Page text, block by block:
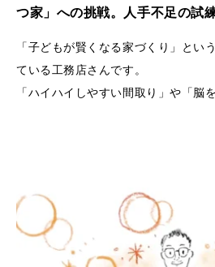
また、商品の魅力を一方的に伝える
納得しながら家づくりを進めていく
の信頼感も醸成できるよう設計してい
終盤では、実際のお客様の声や、会
「住むだけで家族が健やかに暮らせ
という価値を物語を通して伝え、共
つ家」への挑戦。人手不足の試
「子どもが賢くなる家づくり」とい
ている工務店さんです。
「ハイハイしやすい間取り」や「脳
世間一般ではまだ認知されていない